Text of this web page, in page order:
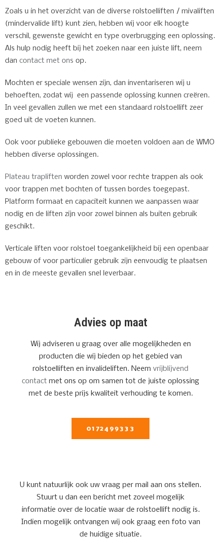
Zoals u in het overzicht van de diverse rolstoelliften / mivaliften
(mindervalide lift) kunt zien, hebben wij voor elk hoogte
verschil, gewenste gewicht en type overbrugging een oplossing.
Als hulp nodig heeft bij het zoeken naar een juiste lift, neem
dan contact met ons op.
Mochten er speciale wensen zijn, dan inventariseren wij u
behoeften, zodat wij een passende oplossing kunnen creëren.
In veel gevallen zullen we met een standaard rolstoellift zeer
goed uit de voeten kunnen.
Ook voor publieke gebouwen die moeten voldoen aan de WMO
hebben diverse oplossingen.
Plateau trapliften worden zowel voor rechte trappen als ook
voor trappen met bochten of tussen bordes toegepast.
Platform formaat en capaciteit kunnen we aanpassen waar
nodig en de liften zijn voor zowel binnen als buiten gebruik
geschikt.
Verticale liften voor rolstoel toegankelijkheid bij een openbaar
gebouw of voor particulier gebruik zijn eenvoudig te plaatsen
en in de meeste gevallen snel leverbaar.
Advies op maat
Wij adviseren u graag over alle mogelijkheden en
producten die wij bieden op het gebied van
rolstoelliften en invalideliften. Neem vrijblijvend
contact met ons op om samen tot de juiste oplossing
met de beste prijs kwaliteit verhouding te komen.
0172499333
U kunt natuurlijk ook uw vraag per mail aan ons stellen.
Stuurt u dan een bericht met zoveel mogelijk
informatie over de locatie waar de rolstoellift nodig is.
Indien mogelijk ontvangen wij ook graag een foto van
de huidige situatie.